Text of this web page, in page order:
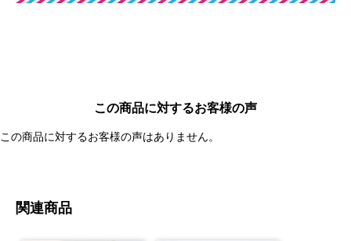
この商品に対するお客様の声
この商品に対するお客様の声はありません。
関連商品